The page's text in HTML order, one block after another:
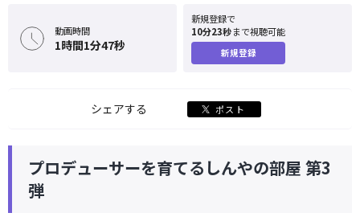
動画時間
1時間1分47秒
新規登録で
10分23秒まで視聴可能
新規登録
シェアする ポスト
プロデューサーを育てるしんやの部屋 第3
弾